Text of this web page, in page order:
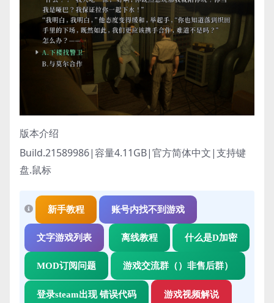
版本介绍
Build.21589986|容量4.11GB|官方简体中文|支持键
盘.鼠标
新手教程 账号内找不到游戏
文字游戏列表 离线教程 什么是D加密
MOD订阅问题 游戏交流群（）非售后群）
登录steam出现 错误代码 游戏视频解说